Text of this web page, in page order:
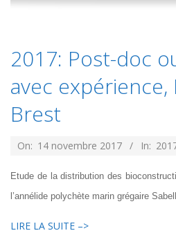
2017: Post-doc
avec
Brest
2017-
14
On: 14 novembre 2017 In:
Etude de la distribution des
l’annélide polychète marin grégaire
LIRE LA SUITE –>